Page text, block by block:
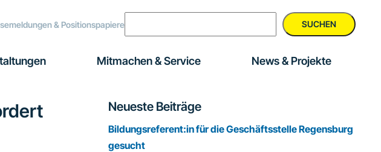
& Positionspapiere SUCHEN
Mitmachen & Service News & Projekte
Seitenspalte
Neueste Beiträge
Bildungsreferent:in für die Geschäftsstelle Regensburg
gesucht